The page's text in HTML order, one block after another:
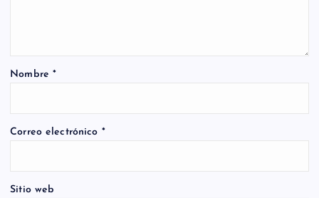
Nombre*
Correo electrónico *
Sitio web